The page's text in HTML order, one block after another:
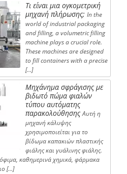
Τι είναι μια ογκομετρική
μηχανή πλήρωσης; In the
world of industrial packaging
and filling, a volumetric filling
machine plays a crucial role.
These machines are designed
to fill containers with a precise
[…]
Μηχάνημα σφράγισης με
βιδωτό πώμα φιαλών
τύπου αυτόματης
παρακολούθησης Αυτή η
μηχανή κάλυψης
χρησιμοποιείται για το
βίδωμα καπακιών πλαστικής
φιάλης και γυάλινης φιάλης.
καθημερινά χημικά, φάρμακα
[…]